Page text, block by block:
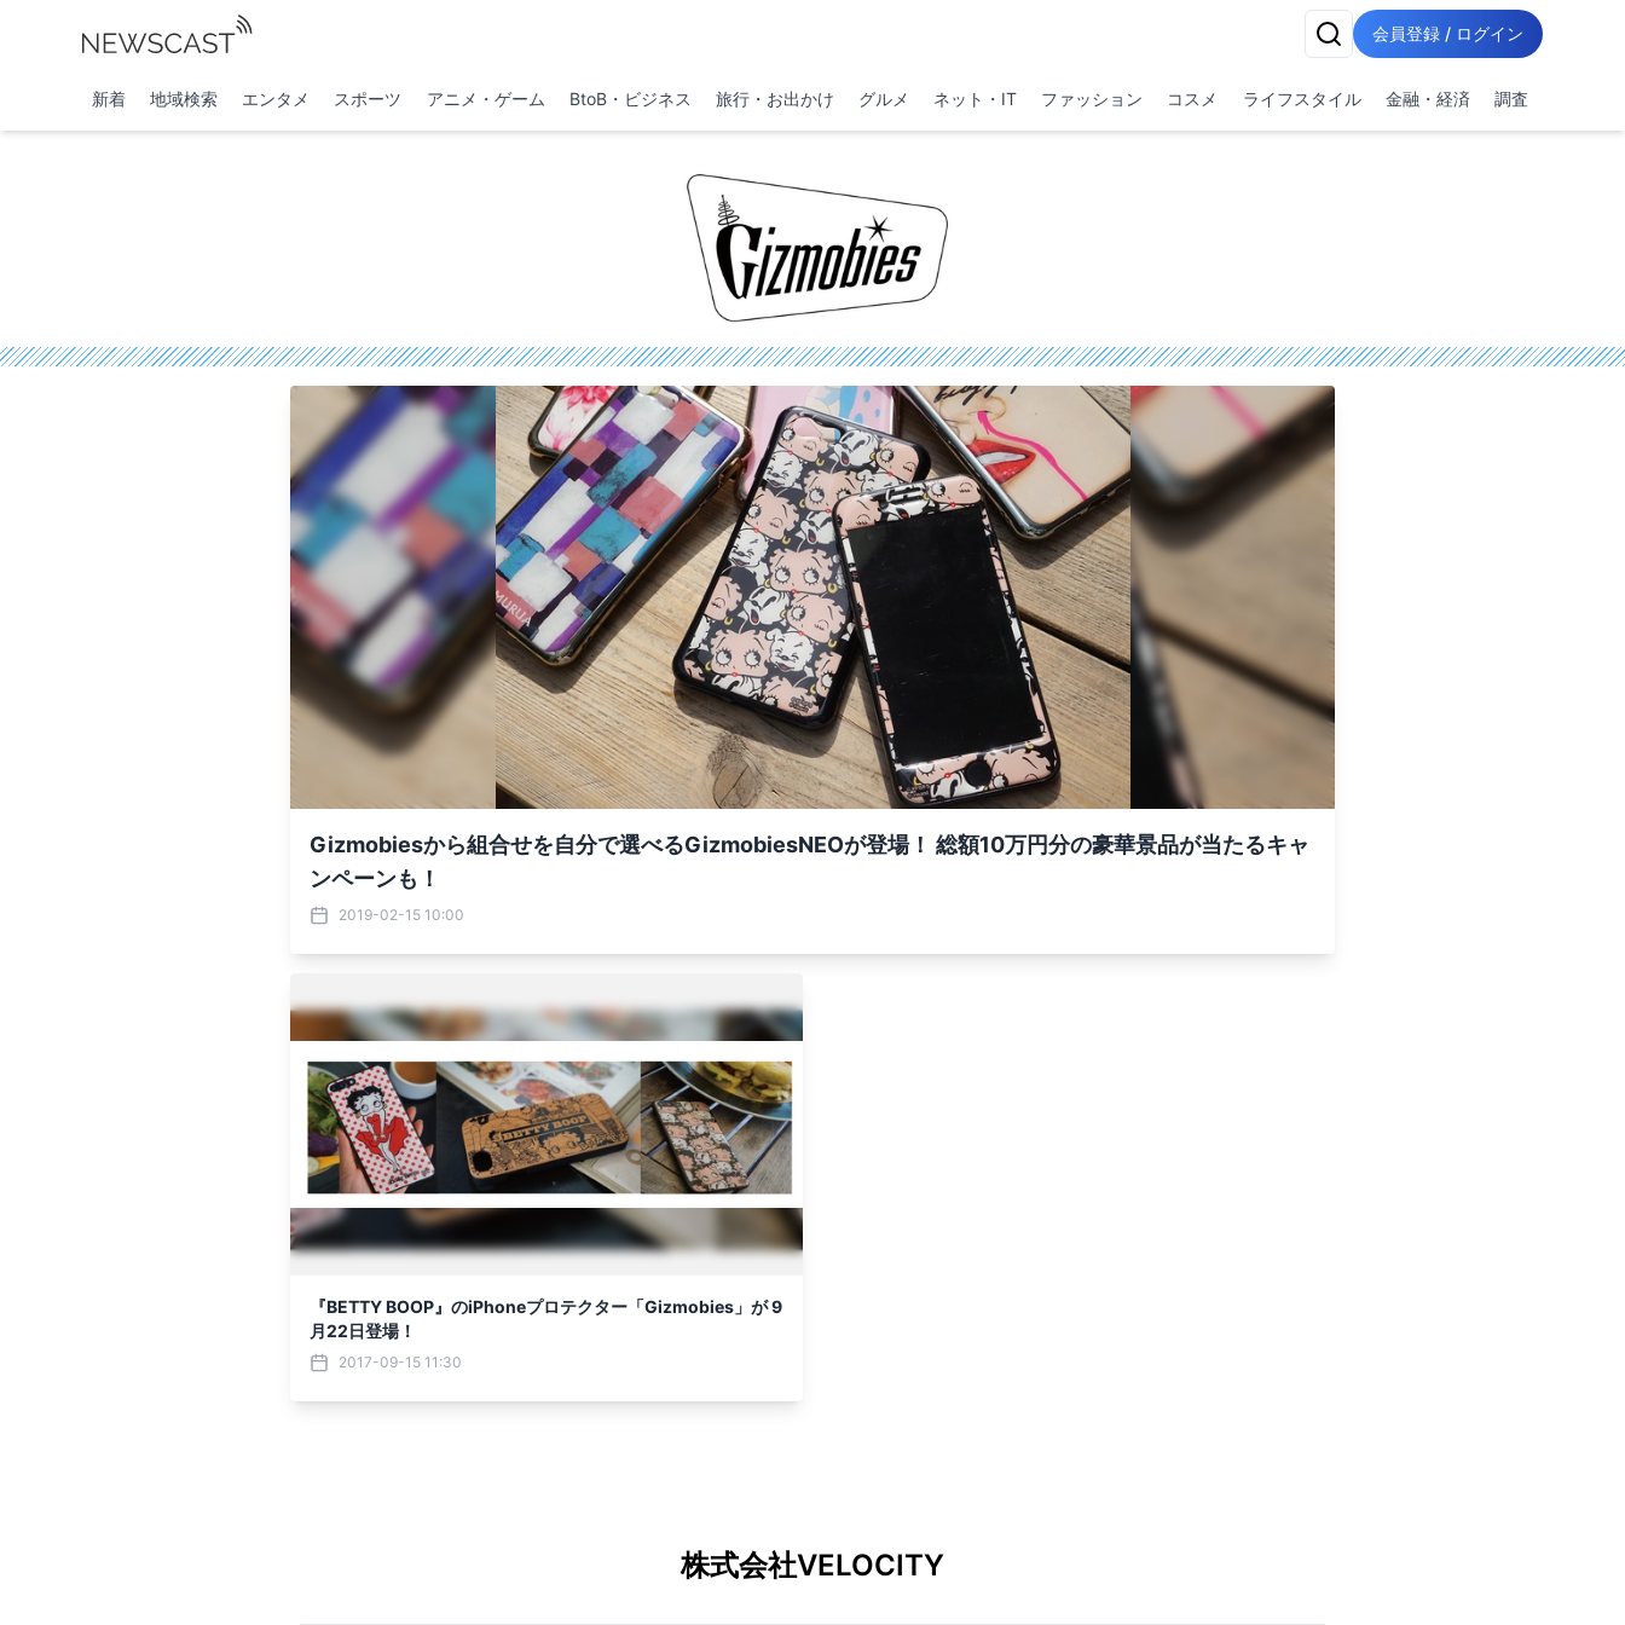
会員登録 / ログイン
新着 地域検索 エンタメ スポーツ アニメ・ゲーム BtoB・ビジネス 旅行・お出かけ グルメ ネット・IT ファッション コスメ ライフスタイル 金融・経済 調査
Gizmobiesから組合せを自分で選べるGizmobiesNEOが登場！ 総額10万円分の豪華景品が当たるキャ
ンペーンも！
2019-02-15 10:00
『BETTY BOOP』のiPhoneプロテクター「Gizmobies」が 9
月22日登場！
2017-09-15 11:30
株式会社VELOCITY